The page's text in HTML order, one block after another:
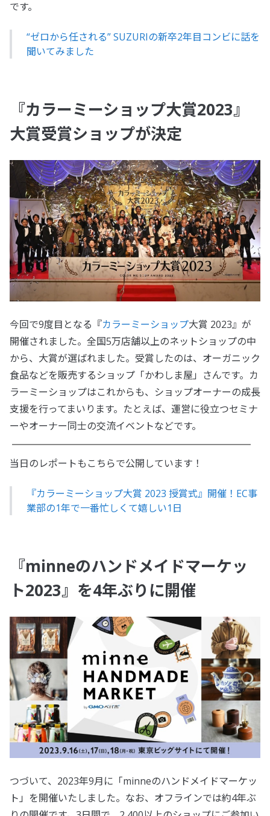
です。
“ゼロから任される” SUZURIの新卒2年目コンビに話を
聞いてみました
『カラーミーショップ大賞2023』
大賞受賞ショップが決定
今回で9度目となる『カラーミーショップ大賞 2023』が
開催されました。全国5万店舗以上のネットショップの中
から、大賞が選ばれました。受賞したのは、オーガニック
食品などを販売するショップ「かわしま屋」さんです。カ
ラーミーショップはこれからも、ショップオーナーの成長
支援を行ってまいります。たとえば、運営に役立つセミナ
ーやオーナー同士の交流イベントなどです。
当日のレポートもこちらで公開しています！
『カラーミーショップ大賞 2023 授賞式』開催！EC事
業部の1年で一番忙しくて嬉しい1日
『minneのハンドメイドマーケッ
ト2023』を4年ぶりに開催
つづいて、2023年9月に「minneのハンドメイドマーケッ
ト」を開催いたしました。なお、オフラインでは約4年ぶ